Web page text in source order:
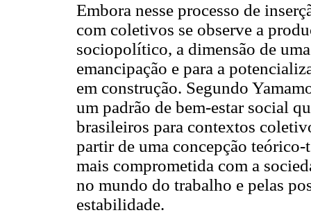
Embora nesse processo de
com coletivos se observe a
sociopolítico, a dimensão de
emancipação e para a
em construção. Segundo
um padrão de bem-estar social
brasileiros para contextos
partir de uma concepção
mais comprometida com a
no mundo do trabalho e pelas
estabilidade.